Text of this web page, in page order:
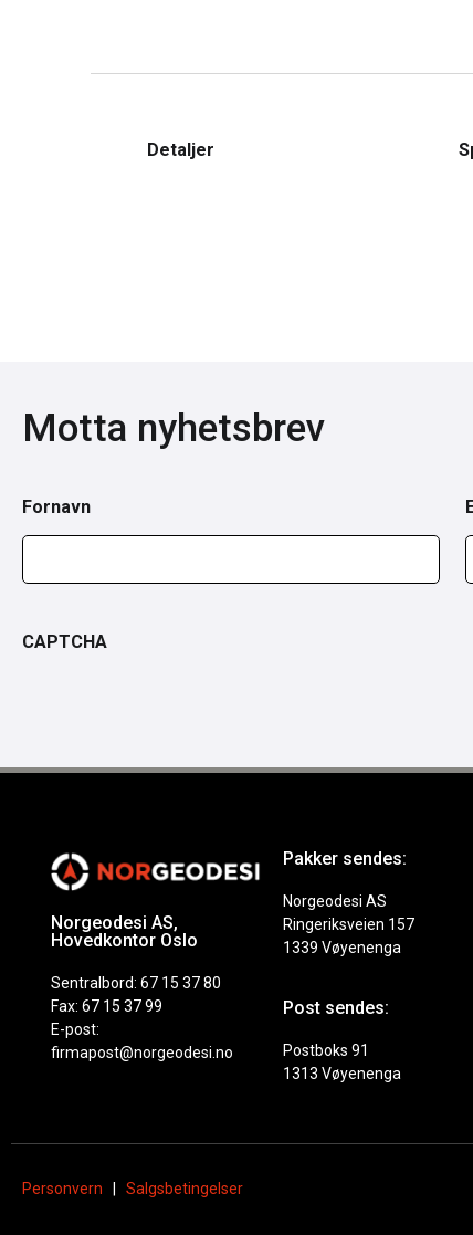
Detaljer
Motta nyhetsbrev
Fornavn
CAPTCHA
Norgeodesi AS,
Hovedkontor Oslo
Sentralbord: 67 15 37 80
Fax: 67 15 37 99
E-post:
firmapost@norgeodesi.no
Pakker sendes:
Norgeodesi AS
Ringeriksveien 157
1339 Vøyenenga
Post sendes:
Postboks 91
1313 Vøyenenga
Personvern Salgsbetingelser